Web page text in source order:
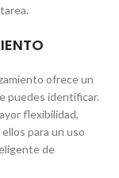
ofrece un
puedes identificar.
flexibilidad,
para un uso
de